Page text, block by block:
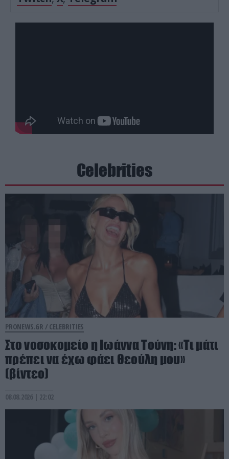
Celebrities
PRONEWS.GR / CELEBRITIES
Στο νοσοκομείο η Ιωάννα Τούνη: «Τι μάτι
πρέπει να έχω φάει Θεούλη μου»
(βίντεο)
08.08.2026 | 22:02